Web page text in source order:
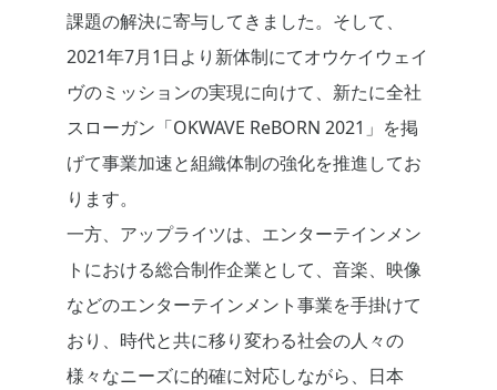
課題の解決に寄与してきました。そして、
2021年7月1日より新体制にてオウケイウェイ
ヴのミッションの実現に向けて、新たに全社
スローガン「OKWAVE ReBORN 2021」を掲
げて事業加速と組織体制の強化を推進してお
ります。
一方、アップライツは、エンターテインメン
トにおける総合制作企業として、音楽、映像
などのエンターテインメント事業を手掛けて
おり、時代と共に移り変わる社会の人々の
様々なニーズに的確に対応しながら、日本